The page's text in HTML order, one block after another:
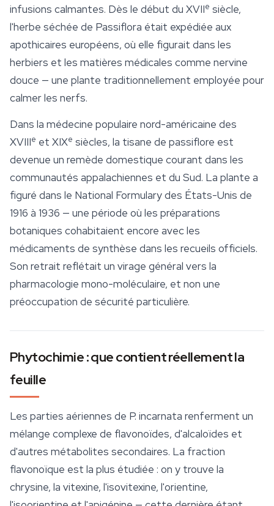
infusions calmantes. Dès le début du XVIIe siècle,
l'herbe séchée de Passiflora était expédiée aux
apothicaires européens, où elle figurait dans les
herbiers et les matières médicales comme nervine
douce — une plante traditionnellement employée pour
calmer les nerfs.
Dans la médecine populaire nord-américaine des
XVIIIe et XIXe siècles, la tisane de passiflore est
devenue un remède domestique courant dans les
communautés appalachiennes et du Sud. La plante a
figuré dans le National Formularydes États-Unis de
1916 à 1936 — une période où les préparations
botaniques cohabitaient encore avec les
médicaments de synthèse dans les recueils officiels.
Son retrait reflétait un virage général vers la
pharmacologie mono-moléculaire, et non une
préoccupation de sécurité particulière.
Phytochimie : que contient réellement la
feuille
Les parties aériennes de P. incarnata renferment un
mélange complexe de flavonoïdes, d'alcaloïdes et
d'autres métabolites secondaires. La fraction
flavonoïque est la plus étudiée : on y trouve la
chrysine, la vitexine, l'isovitexine, l'orientine,